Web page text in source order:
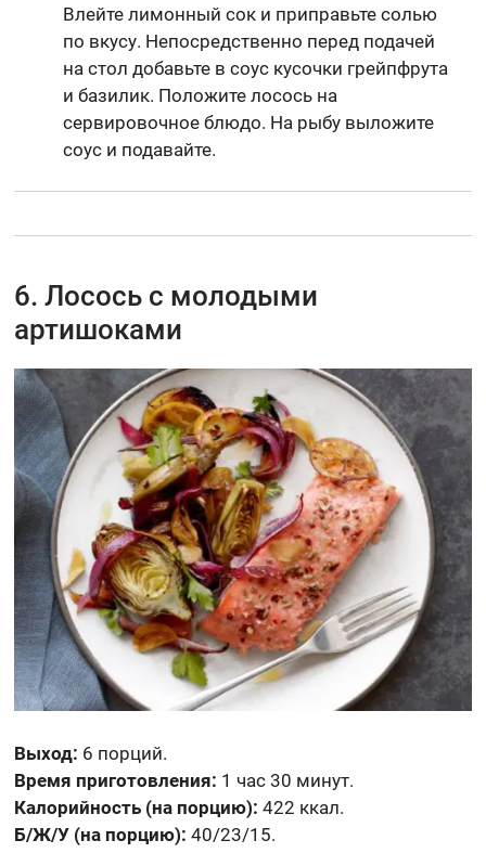
Влейте лимонный сок и приправьте солью
по вкусу. Непосредственно перед подачей
на стол добавьте в соус кусочки грейпфрута
и базилик. Положите лосось на
сервировочное блюдо. На рыбу выложите
соус и подавайте.
6. Лосось с молодыми
артишоками
Выход: 6 порций.
Время приготовления: 1 час 30 минут.
Калорийность (на порцию): 422 ккал.
Б/Ж/У (на порцию): 40/23/15.